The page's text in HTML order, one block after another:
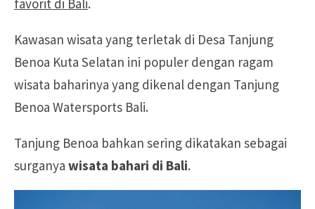
favorit di Bali.
Kawasan wisata yang terletak di Desa Tanjung
Benoa Kuta Selatan ini populer dengan ragam
wisata baharinya yang dikenal dengan Tanjung
Benoa Watersports Bali.
Tanjung Benoa bahkan sering dikatakan sebagai
surganya wisata bahari di Bali.